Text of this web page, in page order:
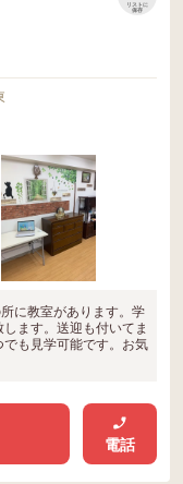
リストに
保存
に教室があります。学
ます。送迎も付いてま
も見学可能です。お気
電話